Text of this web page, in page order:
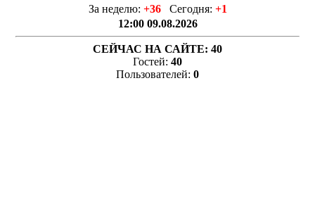
За неделю: +36 Сегодня: +1
12:00 09.08.2026
СЕЙЧАС НА САЙТЕ: 40
Гостей: 40
Пользователей: 0